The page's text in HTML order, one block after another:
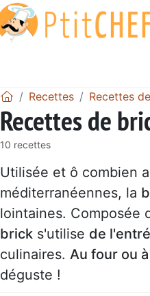
Recettes Recettes
Recettes de
10 recettes
Utilisée et ô combien
méditerranéennes, la
lointaines. Composée
brick s'utilise de
culinaires. Au four ou
déguste !